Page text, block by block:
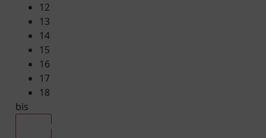
12
13
14
15
16
17
18
bis